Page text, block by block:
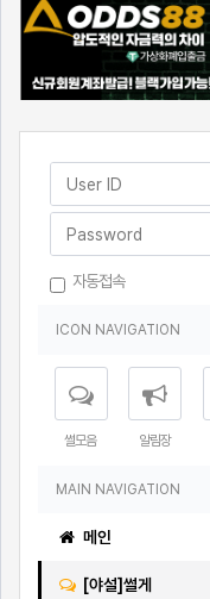
자동접속
ICON NAVIGATION
썰모음 알림장
MAIN NAVIGATION
메인
[야설]썰게